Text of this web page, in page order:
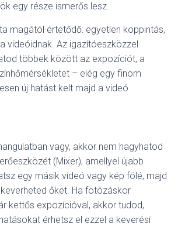
egy része ismerős lesz.
magától értetődő: egyetlen koppintás,
videóidnak. Az igazítóeszközzel
többek között az expozíciót, a
– elég egy finom
új hatást kelt majd a videó.
vagy, akkor nem hagyhatod
(Mixer), amellyel újabb
egy másik videó vagy kép fölé, majd
őket. Ha fotózáskor
kettős expozícióval, akkor tudod,
érhetsz el ezzel a keverési